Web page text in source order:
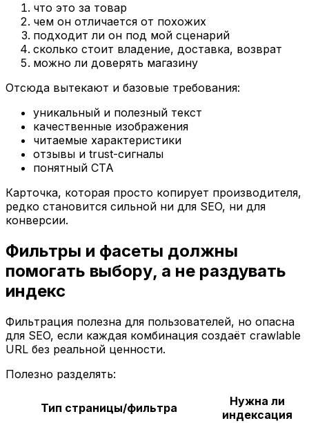
что это за товар
чем он отличается от похожих
подходит ли он под мой сценарий
сколько стоит владение, доставка, возврат
можно ли доверять магазину
Отсюда вытекают и базовые требования:
уникальный и полезный текст
качественные изображения
читаемые характеристики
отзывы и trust-сигналы
понятный CTA
Карточка, которая просто копирует производителя,
редко становится сильной ни для SEO, ни для
конверсии.
Фильтры и фасеты должны
помогать выбору, а не раздувать
индекс
Фильтрация полезна для пользователей, но опасна
для SEO, если каждая комбинация создаёт crawlable
URL без реальной ценности.
Полезно разделять:
Тип страницы/фильтра
Нужна ли
индексация